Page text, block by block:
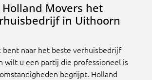
Movers het
in Uithoorn
bent naar het beste verhuisbedrijf
wilt u een partij die professioneel is
begrijpt. Holland